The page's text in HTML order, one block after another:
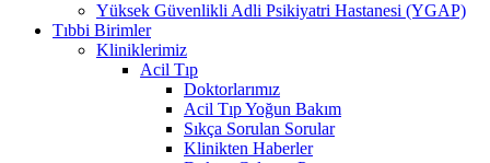
Yüksek Güvenlikli Adli Psikiyatri Hastanesi (YGAP)
Tıbbi Birimler
Kliniklerimiz
Acil Tıp
Doktorlarımız
Acil Tıp Yoğun Bakım
Sıkça Sorulan Sorular
Klinikten Haberler